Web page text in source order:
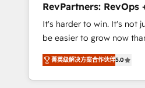
from any legacy CRM.
data integrity. ➤
HubSpot to run your
marketing, and service
and Integrations: Layer
agents, and APIs to
RevPartners: RevOps
It's harder to win. It's not just you. It should
be easier to grow now
it's not. So our focus is serving you, the
person responsible for the
We do that by bridging
菁英级解决方案合作伙伴5.0